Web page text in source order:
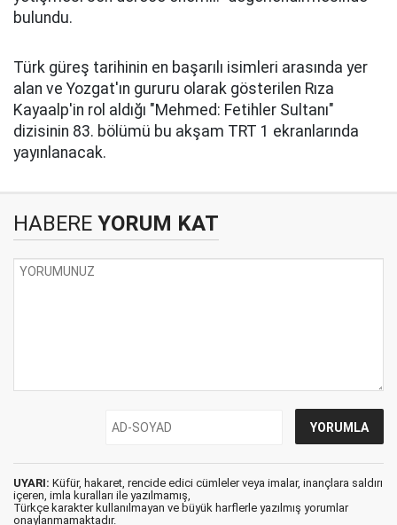
bulundu.
Türk güreş tarihinin en başarılı isimleri arasında yer
alan ve Yozgat'ın gururu olarak gösterilen Rıza
Kayaalp'in rol aldığı "Mehmed: Fetihler Sultanı"
dizisinin 83. bölümü bu akşam TRT 1 ekranlarında
yayınlanacak.
HABERE YORUM KAT
UYARI: Küfür, hakaret, rencide edici cümleler veya imalar, inançlara saldırı
içeren, imla kuralları ile yazılmamış,
Türkçe karakter kullanılmayan ve büyük harflerle yazılmış yorumlar
onaylanmamaktadır.